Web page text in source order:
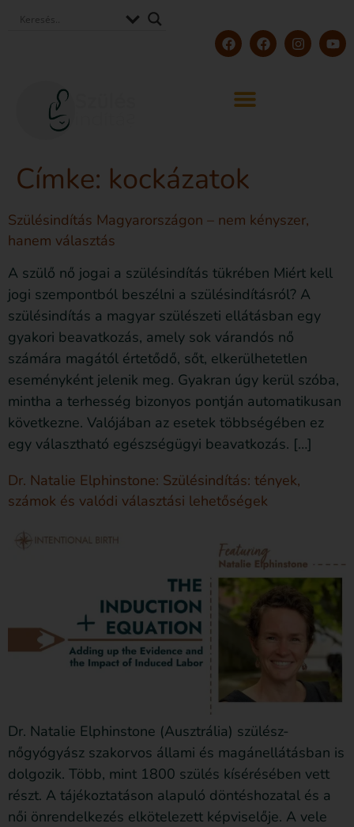
Címke: kockázatok
Szülésindítás Magyarországon – nem kényszer,
hanem választás
A szülő nő jogai a szülésindítás tükrében Miért kell
jogi szempontból beszélni a szülésindításról? A
szülésindítás a magyar szülészeti ellátásban egy
gyakori beavatkozás, amely sok várandós nő
számára magától értetődő, sőt, elkerülhetetlen
eseményként jelenik meg. Gyakran úgy kerül szóba,
mintha a terhesség bizonyos pontján automatikusan
következne. Valójában az esetek többségében ez
egy választható egészségügyi beavatkozás. […]
Dr. Natalie Elphinstone: Szülésindítás: tények,
számok és valódi választási lehetőségek
Dr. Natalie Elphinstone (Ausztrália) szülész-
nőgyógyász szakorvos állami és magánellátásban is
dolgozik. Több, mint 1800 szülés kísérésében vett
részt. A tájékoztatáson alapuló döntéshozatal és a
női önrendelkezés elkötelezett képviselője. A vele